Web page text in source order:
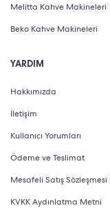
Melitta Kahve Makineleri
Beko Kahve Makineleri
YARDIM
Hakkımızda
İletişim
Kullanıcı Yorumları
Ödeme ve Teslimat
Mesafeli Satış Sözleşmesi
KVKK Aydınlatma Metni